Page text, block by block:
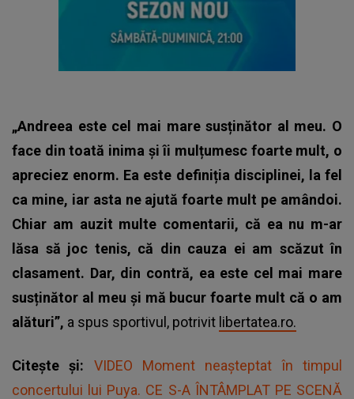
„Andreea este cel mai mare susținător al meu. O
face din toată inima și îi mulțumesc foarte mult, o
apreciez enorm. Ea este definiția disciplinei, la fel
ca mine, iar asta ne ajută foarte mult pe amândoi.
Chiar am auzit multe comentarii, că ea nu m-ar
lăsa să joc tenis, că din cauza ei am scăzut în
clasament. Dar, din contră, ea este cel mai mare
susținător al meu și mă bucur foarte mult că o am
alături”, a spus sportivul, potrivit libertatea.ro.
Citește și: VIDEO Moment neașteptat în timpul
concertului lui Puya. CE S-A ÎNTÂMPLAT PE SCENĂ